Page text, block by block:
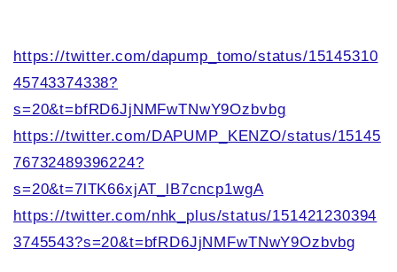
https://twitter.com/dapump_tomo/status/15145310
45743374338?
s=20&t=bfRD6JjNMFwTNwY9Ozbvbg
https://twitter.com/DAPUMP_KENZO/status/15145
76732489396224?
s=20&t=7lTK66xjAT_lB7cncp1wgA
https://twitter.com/nhk_plus/status/151421230394
3745543?s=20&t=bfRD6JjNMFwTNwY9Ozbvbg